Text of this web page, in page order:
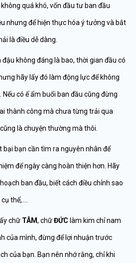
quá khó, vốn đầu tư ban đầu
nhưng để hiện thực hóa ý tưởng và bắt
là điều dễ dàng.
không đáng là bao, thời gian đầu có
hãy lấy đó làm động lực để không
có ế ẩm buổi ban đầu cũng đừng
thành công mà chưa từng trải qua
là chuyện thường mà thôi.
bại bạn cần tìm ra nguyên nhân để
để ngày càng hoàn thiện hơn. Hãy
ban đầu, biết cách điều chỉnh sao
thể,….
chữ TÂM, chữĐỨC làm kim chỉ nam
của mình, đừng để lợi nhuận trước
của bạn. Bạn nên nhớ rằng, chỉ khi